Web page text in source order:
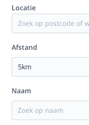
Locatie
Afstand
Naam